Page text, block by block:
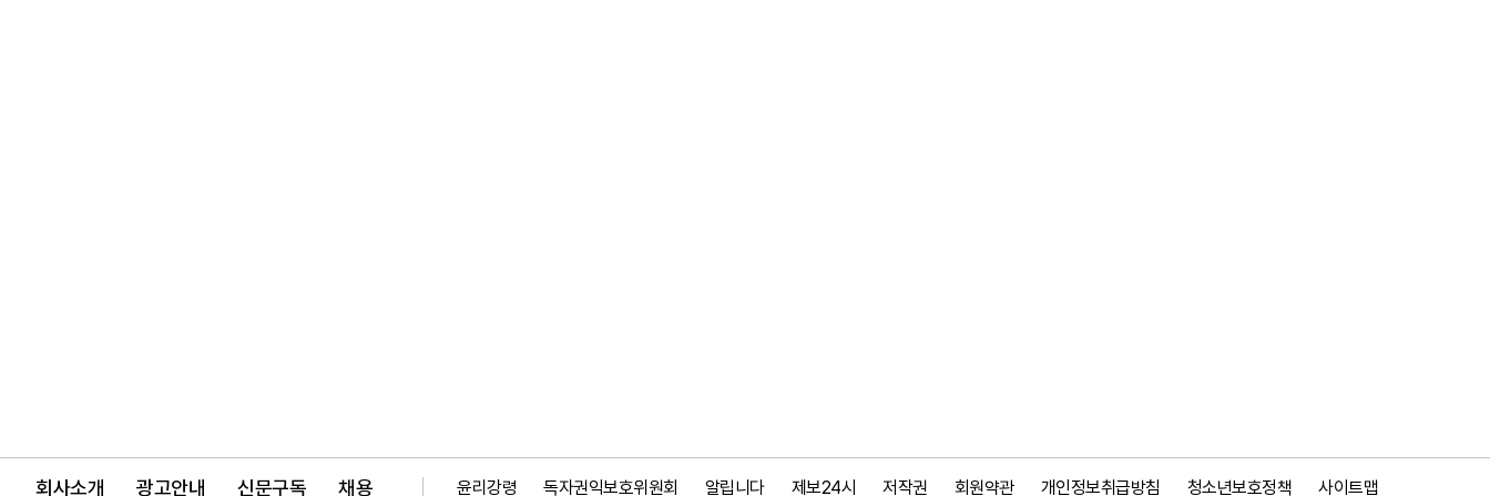
회사소개 광고안내 신문구독 채용 윤리강령 독자권익보호위원회 알립니다 제보24시 저작권 회원약관 개인정보취급방침 청소년보호정책 사이트맵